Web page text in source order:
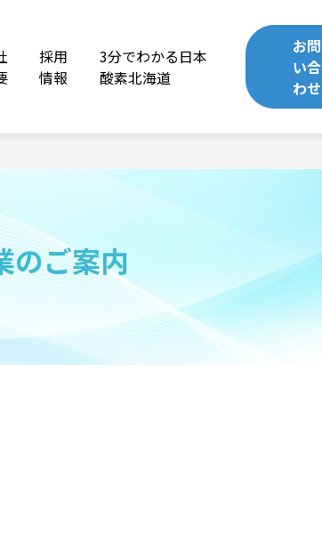
採用
情報
3分でわかる日本
酸素北海道
お問
い合
わせ
のご案内